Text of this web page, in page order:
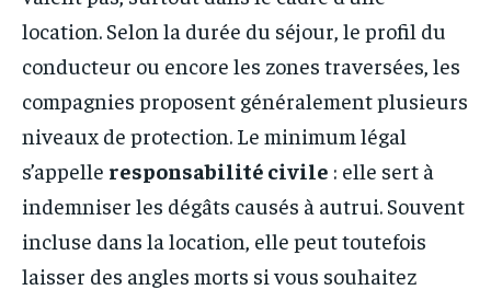
location. Selon la durée du séjour, le profil du
conducteur ou encore les zones traversées, les
compagnies proposent généralement plusieurs
niveaux de protection. Le minimum légal
s’appelle responsabilité civile : elle sert à
indemniser les dégâts causés à autrui. Souvent
incluse dans la location, elle peut toutefois
laisser des angles morts si vous souhaitez